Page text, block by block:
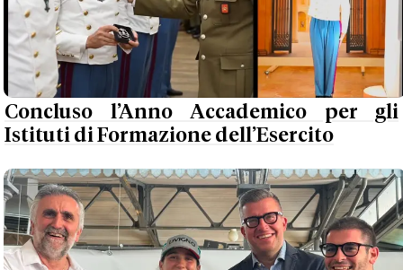
Concluso l’Anno Accademico per gli
Istituti di Formazione dell’Esercito